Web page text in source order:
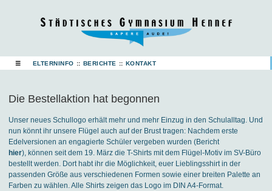
☰ ELTERNINFO :: BERICHTE :: KONTAKT
Die Bestellaktion hat begonnen
Unser neues Schullogo erhält mehr und mehr Einzug in den Schulalltag. Und
nun könnt ihr unsere Flügel auch auf der Brust tragen: Nachdem erste
Edelversionen an engagierte Schüler vergeben wurden (Bericht
hier), können seit dem 19. März die T-Shirts mit dem Flügel-Motiv im SV-Büro
bestellt werden. Dort habt ihr die Möglichkeit, euer Lieblingsshirt in der
passenden Größe aus verschiedenen Formen sowie einer breiten Palette an
Farben zu wählen. Alle Shirts zeigen das Logo im DIN A4-Format.